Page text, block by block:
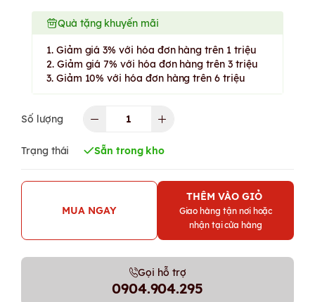
Quà tặng khuyến mãi
1. Giảm giá 3% với hóa đơn hàng trên 1 triệu
2. Giảm giá 7% với hóa đơn hàng trên 3 triệu
3. Giảm 10% với hóa đơn hàng trên 6 triệu
Số lượng
Trạng thái Sẵn trong kho
MUA NGAY
THÊM VÀO GIỎ
Giao hàng tận nơi hoặc
nhận tại cửa hàng
Gọi hỗ trợ
0904.904.295